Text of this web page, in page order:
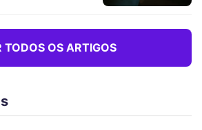
TODOS OS ARTIGOS